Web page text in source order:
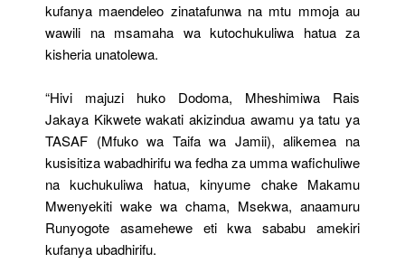
kufanya maendeleo zinatafunwa na mtu mmoja au
wawili na msamaha wa kutochukuliwa hatua za
kisheria unatolewa.
“Hivi majuzi huko Dodoma, Mheshimiwa Rais
Jakaya Kikwete wakati akizindua awamu ya tatu ya
TASAF (Mfuko wa Taifa wa Jamii), alikemea na
kusisitiza wabadhirifu wa fedha za umma wafichuliwe
na kuchukuliwa hatua, kinyume chake Makamu
Mwenyekiti wake wa chama, Msekwa, anaamuru
Runyogote asamehewe eti kwa sababu amekiri
kufanya ubadhirifu.